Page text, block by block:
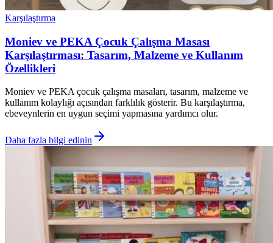
Karşılaştırma
Moniev ve PEKA Çocuk Çalışma Masası
Karşılaştırması: Tasarım, Malzeme ve Kullanım
Özellikleri
Moniev ve PEKA çocuk çalışma masaları, tasarım, malzeme ve
kullanım kolaylığı açısından farklılık gösterir. Bu karşılaştırma,
ebeveynlerin en uygun seçimi yapmasına yardımcı olur.
Daha fazla bilgi edinin